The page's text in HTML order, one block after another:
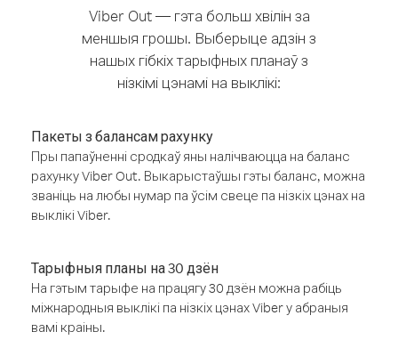
Viber Out — гэта больш хвілін за
меншыя грошы. Выберыце адзін з
нашых гібкіх тарыфных планаў з
нізкімі цэнамі на выклікі:
Пакеты з балансам рахунку
Пры папаўненні сродкаў яны налічваюцца на баланс
рахунку Viber Out. Выкарыстаўшы гэты баланс, можна
званіць на любы нумар па ўсім свеце па нізкіх цэнах на
выклікі Viber.
Тарыфныя планы на 30 дзён
На гэтым тарыфе на працягу 30 дзён можна рабіць
міжнародныя выклікі па нізкіх цэнах Viber у абраныя
вамі краіны.